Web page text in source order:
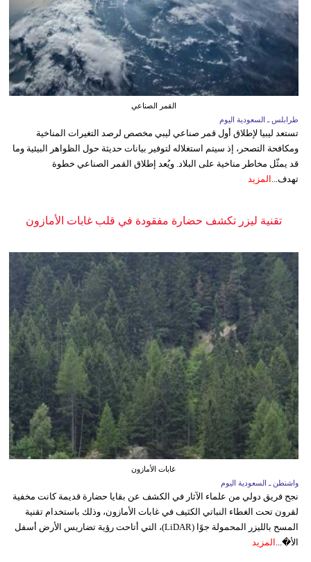
القمر الصناعي
طرابلس ـ السعودية اليوم
تستعد ليبيا لإطلاق أول قمر صناعي ليبي مخصص لرصد التغيرات المناخية
ومكافحة التصحر، إذ سيتم استغلاله لتوفير بيانات حديثة حول الظواهر البيئية وما
قد يمثّل مخاطر مناخية على البلاد. ويُعد إطلاق القمر الصناعي خطوة
تهدف... المزيد
تقنية ليزر تكشف حضارة مفقودة في قلب غابات الأمازون
غابات الأمازون
واشنطن ـ السعودية اليوم
نجح فريق دولي من علماء الآثار في الكشف عن بقايا حضارة قديمة كانت مخفية
لقرون تحت الغطاء النباتي الكثيف في غابات الأمازون، وذلك باستخدام تقنية
المسح بالليزر المحمولة جوًا (LiDAR)، التي أتاحت رؤية تضاريس الأرض أسفل
الأ�... المزيد